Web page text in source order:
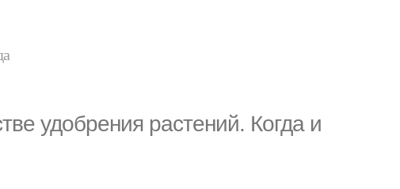
удобрения растений. Когда и